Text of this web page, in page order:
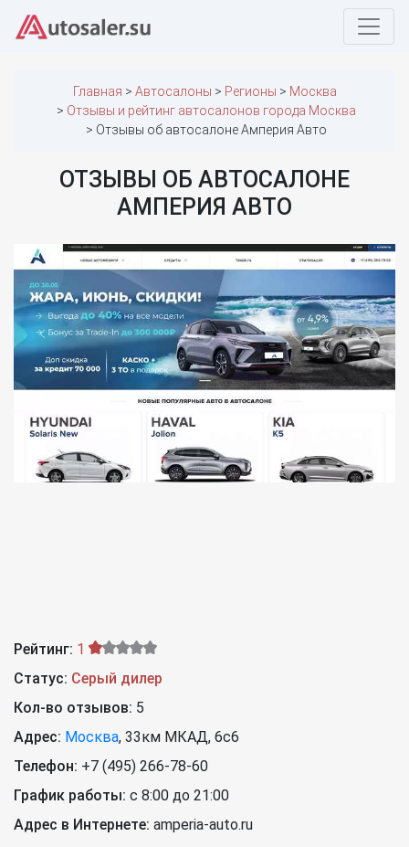
Главная Автосалоны Регионы
Москва
Отзывы и рейтинг автосалонов города Москва
Отзывы об автосалоне Амперия Авто
ОТЗЫВЫ ОБ АВТОСАЛОНЕ
АМПЕРИЯ АВТО
Рейтинг: 1
Статус: Серый дилер
Кол-во отзывов: 5
Адрес: Москва, 33км МКАД, 6с6
Телефон: +7 (495) 266-78-60
График работы: c 8:00 до 21:00
Адрес в Интернете: amperia-auto.ru